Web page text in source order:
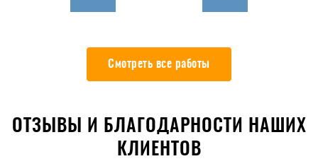
Смотреть все работы
ОТЗЫВЫ И БЛАГОДАРНОСТИ НАШИХ
КЛИЕНТОВ